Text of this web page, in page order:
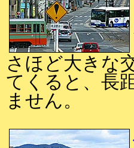
さほど大きな
てくると、長
ません。